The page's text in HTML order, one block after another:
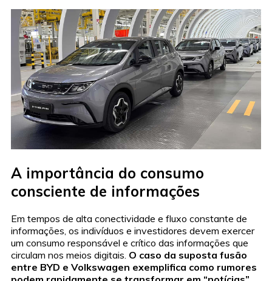
A importância do consumo
consciente de informações
Em tempos de alta conectividade e fluxo constante de
informações, os indivíduos e investidores devem exercer
um consumo responsável e crítico das informações que
circulam nos meios digitais. O caso da suposta fusão
entre BYD e Volkswagen exemplifica como rumores